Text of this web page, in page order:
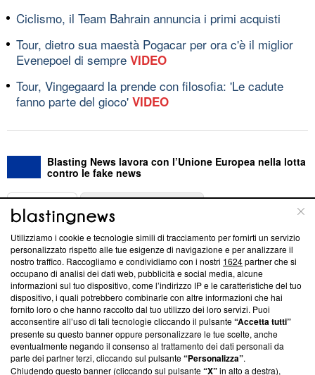
Ciclismo, il Team Bahrain annuncia i primi acquisti
Tour, dietro sua maestà Pogacar per ora c'è il miglior
Evenepoel di sempre VIDEO
Tour, Vingegaard la prende con filosofia: 'Le cadute
fanno parte del gioco' VIDEO
Blasting News lavora con l’Unione Europea nella lotta
contro le fake news
ABOUT
Questa sezione offre informazioni trasparenti su Blasting
News, sui nostri processi editoriali e su come ci impegniamo a
creare news di qualità. Inoltre, afferma la nostra aderenza a
‘Trust Project - News with Integrity’Blasting News non è
ancora membro del programma, ma ha richiesto di farne
parte; Trust Project non ha ancora effettuato una verifica di
conformità agli standard.
Su di noi
Utilizziamo i cookie e tecnologie simili di tracciamento per fornirti un servizio
personalizzato rispetto alle tue esigenze di navigazione e per analizzare il
nostro traffico. Raccogliamo e condividiamo con i nostri 1624partner che si
occupano di analisi dei dati web, pubblicità e social media, alcune
informazioni sul tuo dispositivo, come l’indirizzo IP e le caratteristiche del tuo
dispositivo, i quali potrebbero combinarle con altre informazioni che hai
fornito loro o che hanno raccolto dal tuo utilizzo dei loro servizi. Puoi
acconsentire all’uso di tali tecnologie cliccando il pulsante“Accetta tutti”
presente su questo banner oppure personalizzare le tue scelte, anche
eventualmente negando il consenso al trattamento dei dati personali da
parte dei partner terzi, cliccando sul pulsante“Personalizza”.
Chiudendo questo banner (cliccando sul pulsante“X”in alto a destra),